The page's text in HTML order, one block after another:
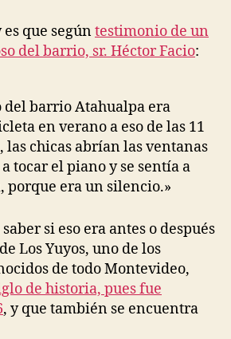
que segúntestimonio de un
del barrio, sr. Héctor Facio:
del barrio Atahualpa era
en verano a eso de las 11
las chicas abrían las ventanas
tocar el piano y se sentía a
porque era un silencio.»
si eso era antes o después
Los Yuyos, uno de los
de todo Montevideo,
de historia, pues fue
, y que también se encuentra